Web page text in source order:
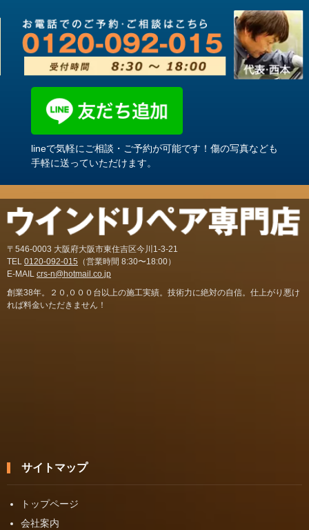
lineで気軽にご相談・ご予約が可能です！傷の写真なども
手軽に送っていただけます。
〒546-0003 大阪府大阪市東住吉区今川1-3-21
TEL 0120-092-015 （営業時間 8:30〜18:00）
E-MAIL crs-n@hotmail.co.jp
創業38年。２０,０００台以上の施工実績。技術力に絶対の自信。仕上がり悪け
れば料金いただきません！
サイトマップ
トップページ
会社案内